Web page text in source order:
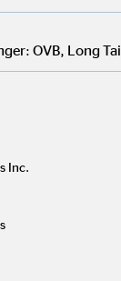
in
OVB, Long
Inc.